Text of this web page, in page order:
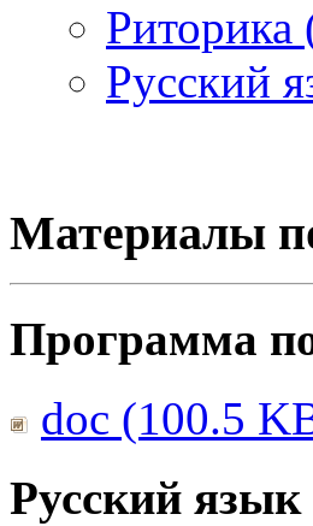
Риторика
Русский
Материалы
Программа
doc (100.5
Русский